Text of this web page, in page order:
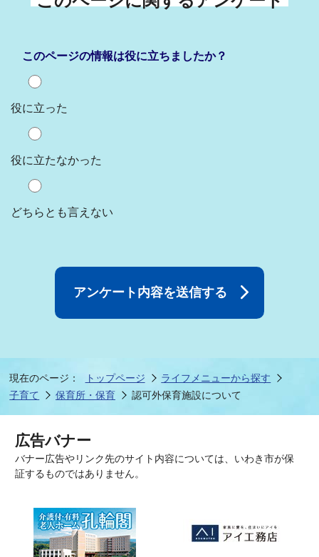
このページの情報は役に立ちましたか？
役に立った
役に立たなかった
どちらとも言えない
現在のページ： トップページ
ライフメニューから探す
子育て
保育所・保育 認可外保育施設について
広告バナー
バナー広告やリンク先のサイト内容については、いわき市が保
証するものではありません。